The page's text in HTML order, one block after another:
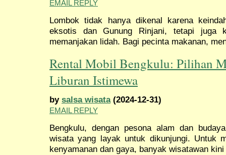
EMAIL REPLY
Lombok tidak hanya dikenal karena
eksotis dan Gunung Rinjani, tetapi juga
memanjakan lidah. Bagi pecinta makanan,
Rental Mobil Bengkulu: Pilihan
Liburan Istimewa
by salsa wisata(2024-12-31)
EMAIL REPLY
Bengkulu, dengan pesona alam dan
wisata yang layak untuk dikunjungi. Untuk
kenyamanan dan gaya, banyak wisatawan